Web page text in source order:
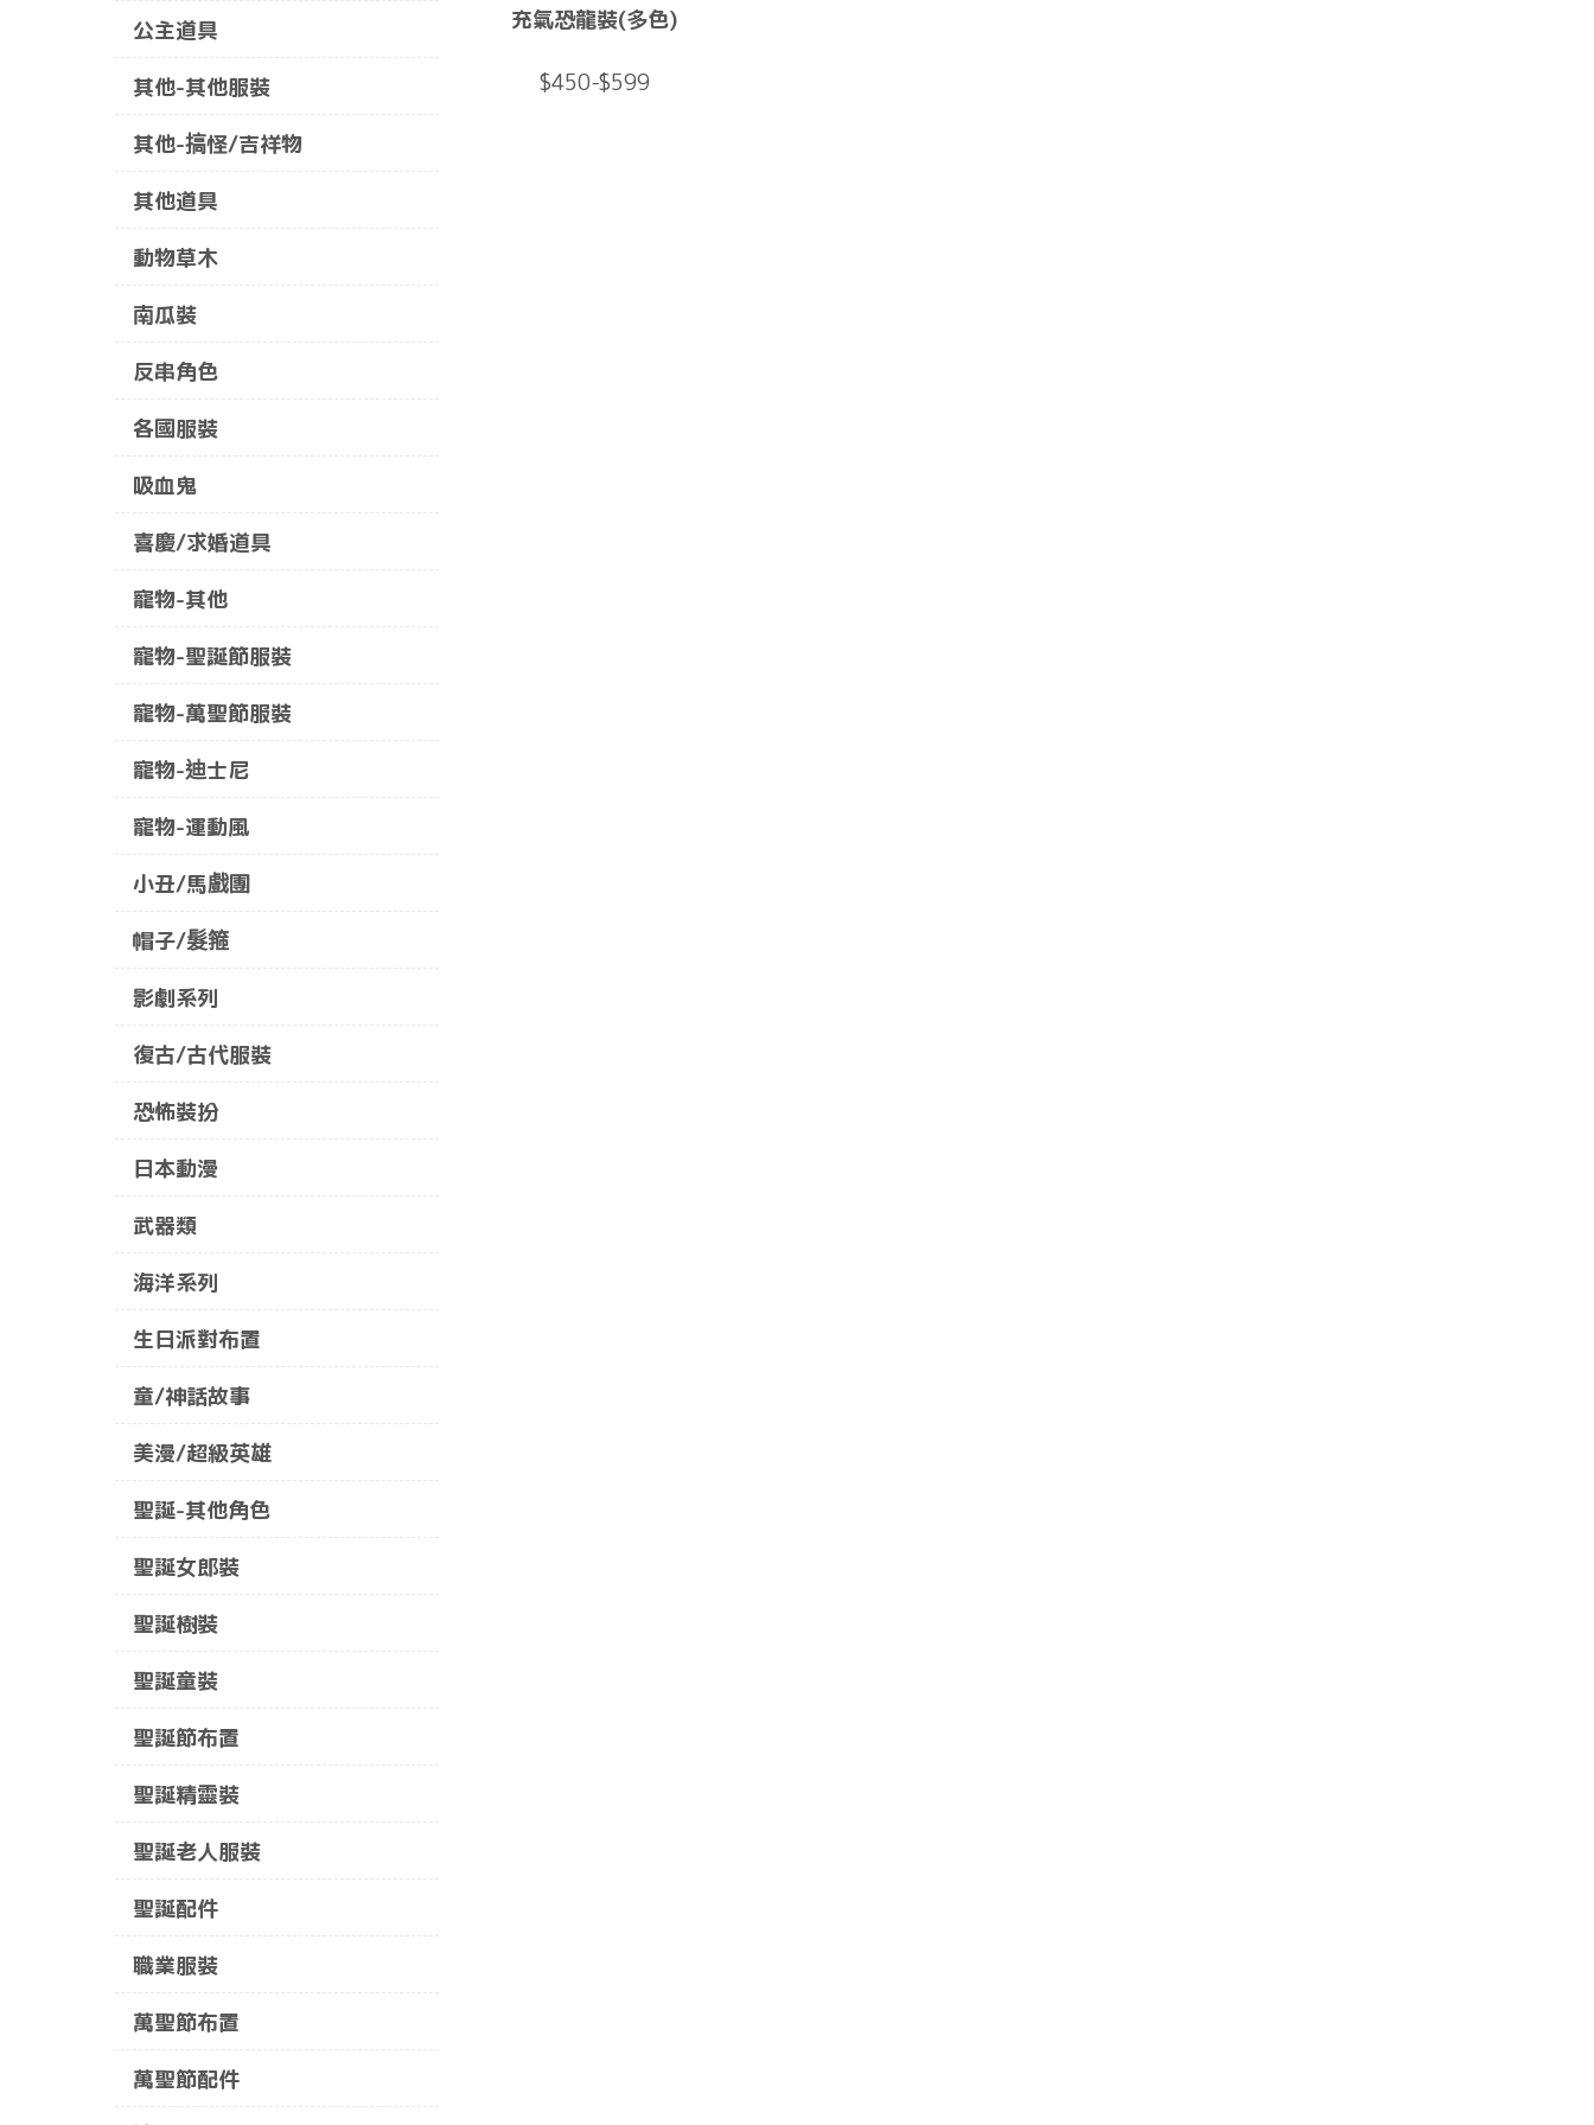
公主道具
其他-其他服裝
其他-搞怪/吉祥物
其他道具
動物草木
南瓜裝
反串角色
各國服裝
吸血鬼
喜慶/求婚道具
寵物-其他
寵物-聖誕節服裝
寵物-萬聖節服裝
寵物-迪士尼
寵物-運動風
小丑/馬戲團
帽子/髮箍
影劇系列
復古/古代服裝
恐怖裝扮
日本動漫
武器類
海洋系列
生日派對布置
童/神話故事
美漫/超級英雄
聖誕-其他角色
聖誕女郎裝
聖誕樹裝
聖誕童裝
聖誕節布置
聖誕精靈裝
聖誕老人服裝
聖誕配件
職業服裝
萬聖節布置
萬聖節配件
充氣恐龍裝(多色)
$450-$599